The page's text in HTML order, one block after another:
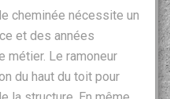
cheminée nécessite un
et des années
métier. Le ramoneur
du haut du toit pour